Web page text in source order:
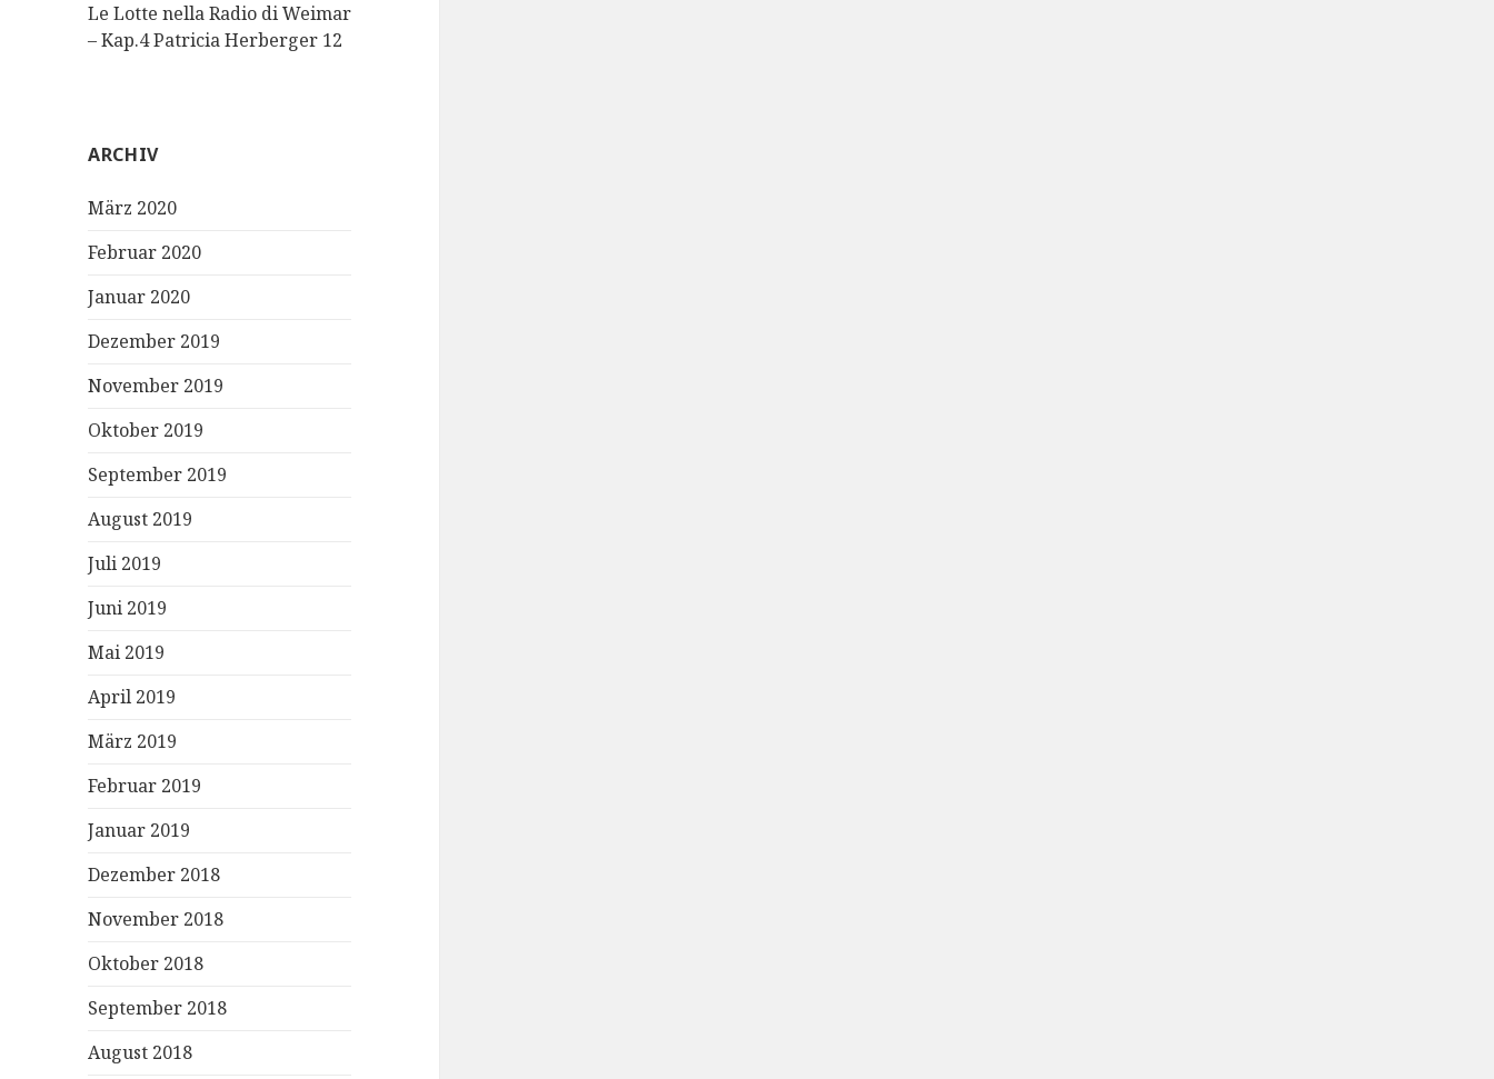
Le Lotte nella Radio di Weimar
– Kap.4 Patricia Herberger 12
ARCHIV
März 2020
Februar 2020
Januar 2020
Dezember 2019
November 2019
Oktober 2019
September 2019
August 2019
Juli 2019
Juni 2019
Mai 2019
April 2019
März 2019
Februar 2019
Januar 2019
Dezember 2018
November 2018
Oktober 2018
September 2018
August 2018